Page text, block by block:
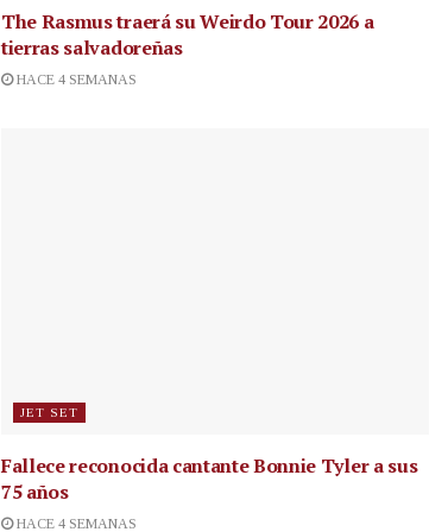
The Rasmus traerá su Weirdo Tour 2026 a
tierras salvadoreñas
HACE 4 SEMANAS
JET SET
Fallece reconocida cantanteBonnie Tyler a sus
75 años
HACE 4 SEMANAS